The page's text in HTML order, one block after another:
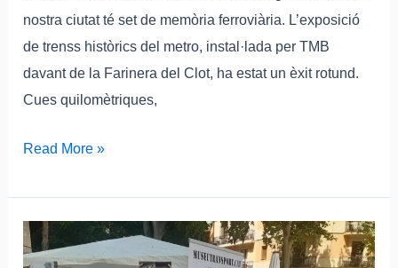
nostra ciutat té set de memòria ferroviària. L’exposició
de trenss històrics del metro, instal·lada per TMB
davant de la Farinera del Clot, ha estat un èxit rotund.
Cues quilomètriques,
Read More »
Admesa
oficialment